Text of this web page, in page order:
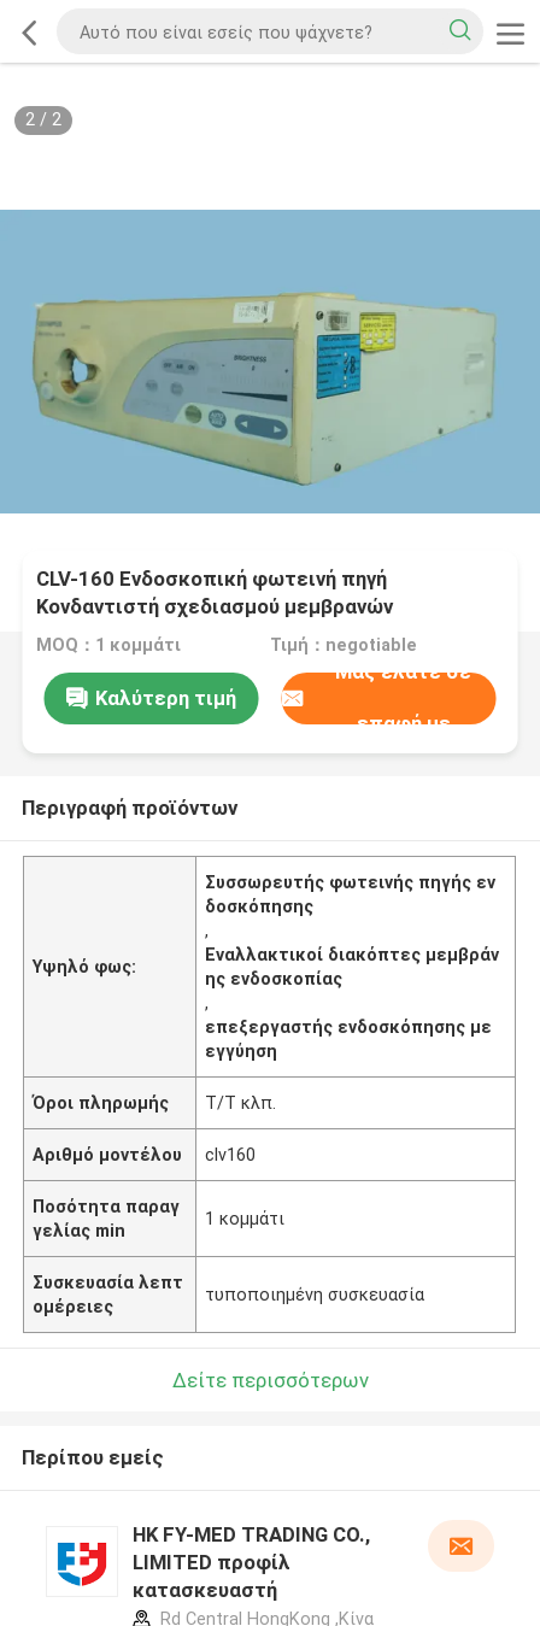
2/ 2
CLV-160 Ενδοσκοπική φωτεινή πηγή
Κονδαντιστή σχεδιασμού μεμβρανών
MOQ：1 κομμάτι Τιμή：negotiable
Καλύτερη τιμή
Μας ελάτε σε
επαφή με
Περιγραφή προϊόντων
Υψηλό φως:
Συσσωρευτής φωτεινής πηγής εν
δοσκόπησης
,
Εναλλακτικοί διακόπτες μεμβράν
ης ενδοσκοπίας
,
επεξεργαστής ενδοσκόπησης με
εγγύηση
Όροι πληρωμής Τ/Τ κλπ.
Αριθμό μοντέλου clv160
Ποσότητα παραγ
γελίας min
1 κομμάτι
Συσκευασία λεπτ
ομέρειες
τυποποιημένη συσκευασία
Δείτε περισσότερων
Περίπου εμείς
HK FY-MED TRADING CO.,
LIMITED προφίλ
κατασκευαστή
Rd Central HongKong ,Κίνα